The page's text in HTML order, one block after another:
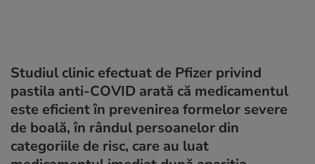
Studiul clinic efectuat de Pfizer privind
pastila anti-COVID arată că medicamentul
este eficient în prevenirea formelor severe
de boală, în rândul persoanelor din
categoriile de risc, care au luat